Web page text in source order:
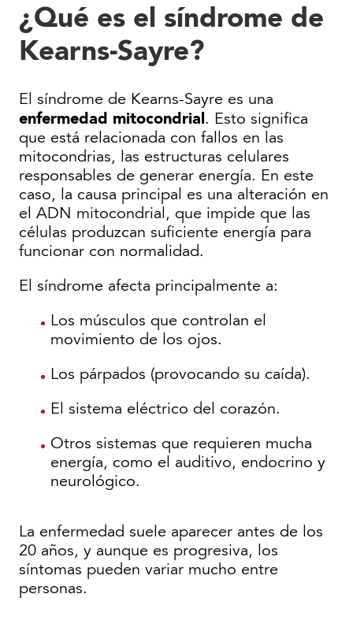
¿Qué es el síndrome de
Kearns-Sayre?
El síndrome de Kearns-Sayre es una
enfermedad mitocondrial. Esto significa
que está relacionada con fallos en las
mitocondrias, las estructuras celulares
responsables de generar energía. En este
caso, la causa principal es una alteración en
el ADN mitocondrial, que impide que las
células produzcan suficiente energía para
funcionar con normalidad.
El síndrome afecta principalmente a:
Los músculos que controlan el
movimiento de los ojos.
Los párpados (provocando su caída).
El sistema eléctrico del corazón.
Otros sistemas que requieren mucha
energía, como el auditivo, endocrino y
neurológico.
La enfermedad suele aparecer antes de los
20 años, y aunque es progresiva, los
síntomas pueden variar mucho entre
personas.